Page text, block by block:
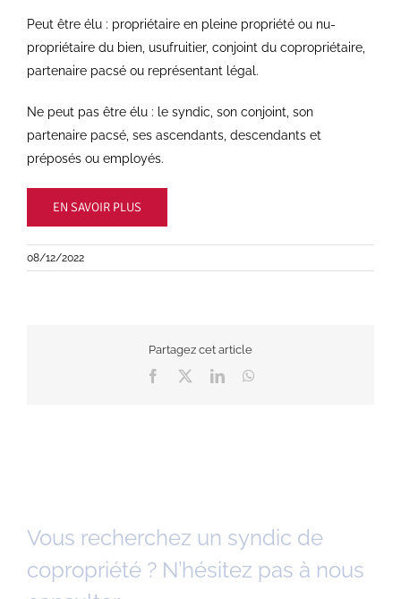
Peut être élu : propriétaire en pleine propriété ou nu-
propriétaire du bien, usufruitier, conjoint du copropriétaire,
partenaire pacsé ou représentant légal.
Ne peut pas être élu : le syndic, son conjoint, son
partenaire pacsé, ses ascendants, descendants et
préposés ou employés.
EN SAVOIR PLUS
08/12/2022
Partagez cet article
Facebook LinkedIn
Vous recherchez un syndic de
copropriété ? N’hésitez pas à nous